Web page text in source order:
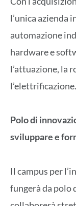
l’unica azienda
automazione
hardware e
l’attuazione, la
l’elettrificazione.
Polo di
sviluppare e
Il campus per
fungerà da polo